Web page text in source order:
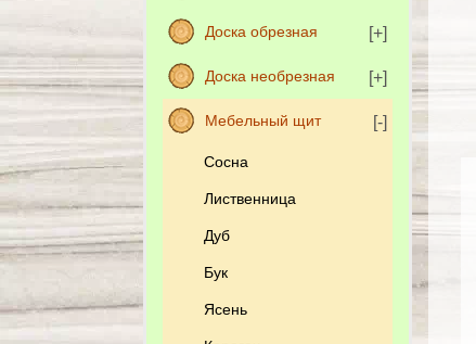
Доска обрезная
Доска необрезная
Мебельный щит
Сосна
Лиственница
Дуб
Бук
Ясень